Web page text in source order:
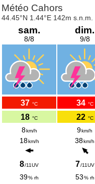
Météo Cahors
44.45°N 1.44°E 142m s.n.m.
sam.
8/8
37 °C
18 °C
8km/h
18km/h
8/11UV
39% rh
dim.
9/8
34 °C
22 °C
9km/h
38km/h
7/11UV
53% rh